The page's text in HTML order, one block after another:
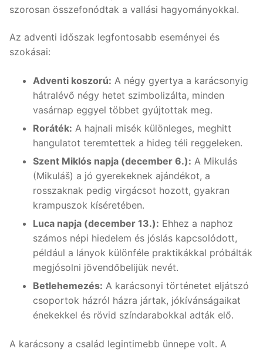
szorosan összefonódtak a vallási hagyományokkal.
Az adventi időszak legfontosabb eseményei és
szokásai:
Adventi koszorú: A négy gyertya a karácsonyig
hátralévő négy hetet szimbolizálta, minden
vasárnap eggyel többet gyújtottak meg.
Roráték: A hajnali misék különleges, meghitt
hangulatot teremtettek a hideg téli reggeleken.
Szent Miklós napja (december 6.): A Mikulás
(Mikuláš) a jó gyerekeknek ajándékot, a
rosszaknak pedig virgácsot hozott, gyakran
krampuszok kíséretében.
Luca napja (december 13.): Ehhez a naphoz
számos népi hiedelem és jóslás kapcsolódott,
például a lányok különféle praktikákkal próbálták
megjósolni jövendőbelijük nevét.
Betlehemezés: A karácsonyi történetet eljátszó
csoportok házról házra jártak, jókívánságaikat
énekekkel és rövid színdarabokkal adták elő.
A karácsony a család legintimebb ünnepe volt. A